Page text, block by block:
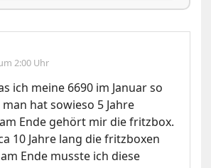
2:00 Uhr
ich meine 6690 im Januar so
hat sowieso 5 Jahre
Ende gehört mir die fritzbox.
10 Jahre lang die fritzboxen
Ende musste ich diese